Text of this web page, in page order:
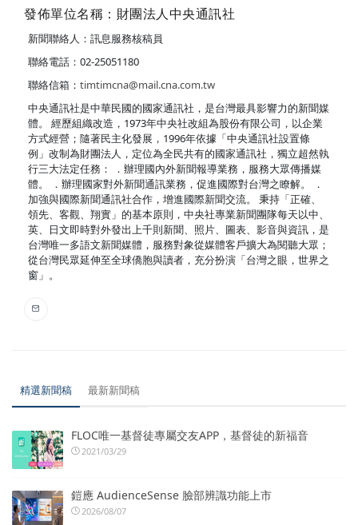
發佈單位名稱：財團法人中央通訊社
新聞聯絡人：訊息服務核稿員
聯絡電話：02-25051180
聯絡信箱： timtimcna@mail.cna.com.tw
中央通訊社是中華民國的國家通訊社，是台灣最具影響力的新聞媒
體。 經歷組織改造，1973年中央社改組為股份有限公司，以企業
方式經營；隨著民主化發展，1996年依據「中央通訊社設置條
例」改制為財團法人，定位為全民共有的國家通訊社，獨立超然執
行三大法定任務： ．辦理國內外新聞報導業務，服務大眾傳播媒
體。 ．辦理國家對外新聞通訊業務，促進國際對台灣之瞭解。 ．
加強與國際新聞通訊社合作，增進國際新聞交流。 秉持「正確、
領先、客觀、翔實」的基本原則，中央社專業新聞團隊每天以中、
英、日文即時對外發出上千則新聞、照片、圖表、影音與資訊，是
台灣唯一多語文新聞媒體，服務對象從媒體客戶擴大為閱聽大眾；
從台灣民眾延伸至全球僑胞與讀者，充分扮演「台灣之眼，世界之
窗」。
精選新聞稿 最新新聞稿
FLOC唯一基督徒專屬交友APP，基督徒的新福音
2021/03/29
鎧應 AudienceSense 臉部辨識功能上市
2026/08/07